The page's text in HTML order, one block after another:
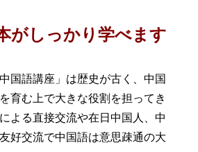
がしっかり学べます
国語講座」は歴史が古く、中国
育む上で大きな役割を担ってき
よる直接交流や在日中国人、中
好交流で中国語は意思疎通の大